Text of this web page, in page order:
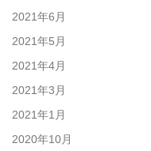
2021年6月
2021年5月
2021年4月
2021年3月
2021年1月
2020年10月